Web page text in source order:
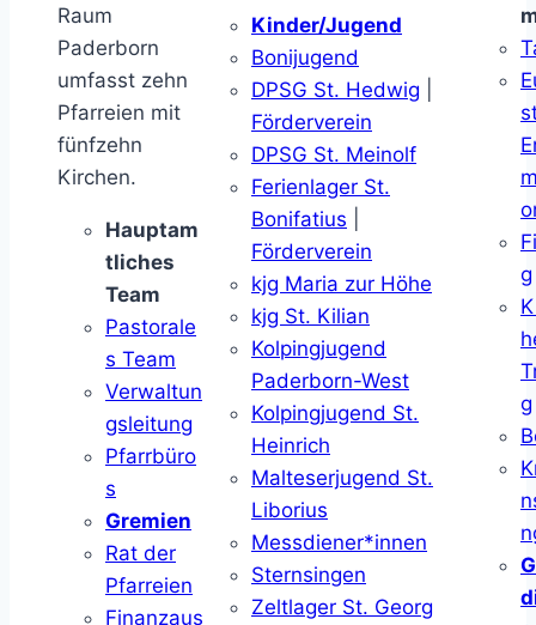
Raum
Paderborn
umfasst zehn
Pfarreien mit
fünfzehn
Kirchen.
Hauptam
tliches
Team
Pastorale
s Team
Verwaltun
gsleitung
Pfarrbüro
s
Gremien
Rat der
Pfarreien
Finanzaus
Kinder/Jugend
Bonijugend
DPSG St. Hedwig
Förderverein
DPSG St. Meinolf
Ferienlager St.
Bonifatius
Förderverein
kjg Maria zur Höhe
kjg St. Kilian
Kolpingjugend
Paderborn-West
Kolpingjugend St.
Heinrich
Malteserjugend St.
Liborius
Messdiener*innen
Sternsingen
Zeltlager St. Georg
g
g